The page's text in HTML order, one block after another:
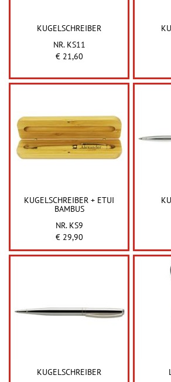
KUGELSCHREIBER
NR. KS11
€ 21,60
KUGELSCHREIBER + ETUI
BAMBUS
NR. KS9
€ 29,90
KUGELSCHREIBER